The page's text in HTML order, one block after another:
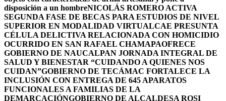
disposición a un hombreNICOLÁS ROMERO ACTIVA
SEGUNDA FASE DE BECAS PARA ESTUDIOS DE NIVEL
SUPERIOR EN MODALIDAD VIRTUALCAE PRESUNTA
CÉLULA DELICTIVA RELACIONADA CON HOMICIDIO
OCURRIDO EN SAN RAFAEL CHAMAPAOFRECE
GOBIERNO DE NAUCALPAN JORNADA INTEGRAL DE
SALUD Y BIENESTAR “CUIDANDO A QUIENES NOS
CUIDAN”GOBIERNO DE TECÁMAC FORTALECE LA
INCLUSIÓN CON ENTREGA DE 645 APARATOS
FUNCIONALES A FAMILIAS DE LA
DEMARCACIÓNGOBIERNO DE ALCALDESA ROSI